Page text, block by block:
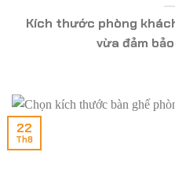
Kích thước phòng
vừa đảm
22
Th8